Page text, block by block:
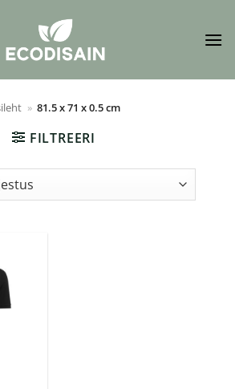
» 81.5 x 71 x 0.5 cm
FILTREERI